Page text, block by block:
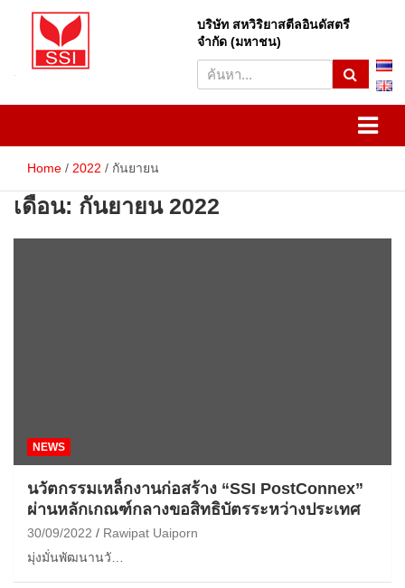
Sahaviriya Steel Industries
PLC
บริษัท สหวิริยาสตีลอินดัสตรี
จำกัด (มหาชน)
S
e
c
Home 2022 กันยายน
เดือน: กันยายน 2022
NEWS
นวัตกรรมเหล็กงานก่อสร้าง “SSI PostConnex”
ผ่านหลักเกณฑ์กลางขอสิทธิบัตรระหว่างประเทศ
30/09/2022
Rawipat Uaiporn
มุ่งมั่นพัฒนานวั…